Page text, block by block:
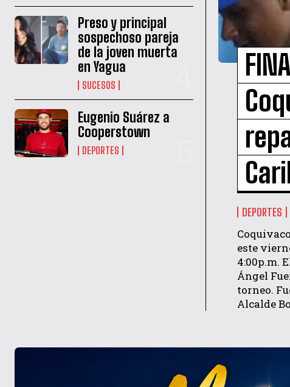
Preso y principal
sospechoso pareja
de la joven muerta
en Yagua
SUCESOS
Eugenio Suárez a
Cooperstown
DEPORTES
DEPORTES
este
4:00p.m.
Ángel
torneo.
Alcalde